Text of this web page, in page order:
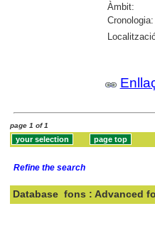
Àmbit:
Cronologia:
page 1 of 1
Refine the search
Database fons : Advanced